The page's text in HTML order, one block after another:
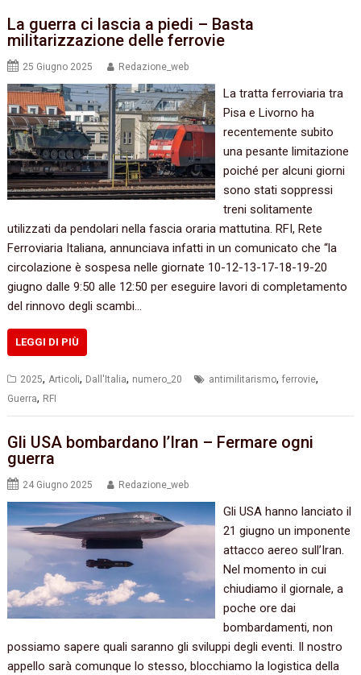
La guerra ci lascia a piedi – Basta
militarizzazione delle ferrovie
25 Giugno 2025 Redazione_web
La tratta ferroviaria tra
Pisa e Livorno ha
recentemente subito
una pesante limitazione
poiché per alcuni giorni
sono stati soppressi
treni solitamente
utilizzati da pendolari nella fascia oraria mattutina. RFI, Rete
Ferroviaria Italiana, annunciava infatti in un comunicato che “la
circolazione è sospesa nelle giornate 10-12-13-17-18-19-20
giugno dalle 9:50 alle 12:50 per eseguire lavori di completamento
del rinnovo degli scambi…
LEGGI DI PIÙ
2025, Articoli, Dall'Italia, numero_20 antimilitarismo,ferrovie,
Guerra, RFI
Gli USA bombardano l’Iran – Fermare ogni
guerra
24 Giugno 2025 Redazione_web
Gli USA hanno lanciato il
21 giugno un imponente
attacco aereo sull’Iran.
Nel momento in cui
chiudiamo il giornale, a
poche ore dai
bombardamenti, non
possiamo sapere quali saranno gli sviluppi degli eventi. Il nostro
appello sarà comunque lo stesso, blocchiamo la logistica della